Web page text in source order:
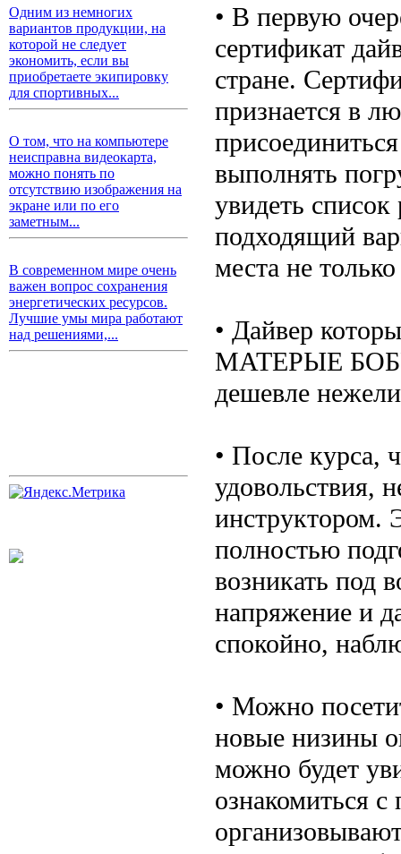
Одним из немногих
вариантов продукции, на
которой не следует
экономить, если вы
приобретаете экипировку
для спортивных...
О том, что на компьютере
неисправна видеокарта,
можно понять по
отсутствию изображения на
экране или по его
заметным...
В современном мире очень
важен вопрос сохранения
энергетических ресурсов.
Лучшие умы мира работают
над решениями,...
• В первую
сертификат
стране.
признается в
выполнять
увидеть
подходящий
места не
• Дайвер
МАТЕРЫЕ
дешевле
• После курса,
удовольствия,
инструктором.
полностью
возникать под
напряжение и
спокойно,
• Можно
новые низины
можно будет
ознакомиться